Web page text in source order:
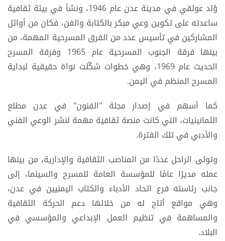
وُلد عولقي في مدينة عدن عام 1946، ونشأ في بيئة ثقافية
ساعدته على تكوين وعي مبكر بالكتابة والفن، فكان من أوائل
المشاركين في تأسيس عدد من الفرق المسرحية المهمة، من
بينها فرقة الجنوب المسرحية عام 1965 وفرقة المسرح
الحديث عام 1969، وهي خطوات شكّلت نواة حقيقية لبداية
المسرح المنظم في اليمن.
كما أسهم في إصدار مجلة "الفنون" في عدن مطلع
الثمانينيات، التي كانت منصة ثقافية مهمة لنشر الوعي الفني
والأدبي في تلك الفترة.
وتولى الراحل عددًا من المناصب الثقافية والإدارية، من بينها
عمله مديرًا عامًا للمؤسسة العامة للمسرح والسينما، إلى
جانب رئاسته فرع اتحاد الأدباء والكتاب اليمنيين في عدن،
وهي مواقع أتاح له من خلالها دعم الحركة الثقافية
والمساهمة في تنظيم العمل الإبداعي والمؤسسي في
البلاد.